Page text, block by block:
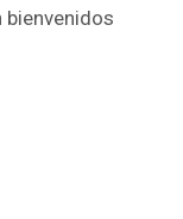
bienvenidos